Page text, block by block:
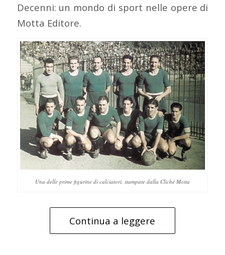
Decenni: un mondo di sport nelle opere di
Motta Editore.
Una delle prime figurine di calciatori, stampate dalla Cliché Motta
Continua a leggere